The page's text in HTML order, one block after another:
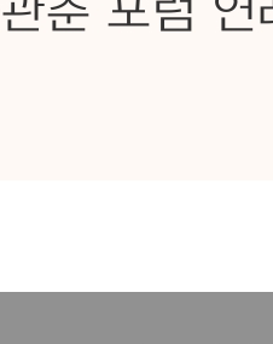
춘 포럼 연